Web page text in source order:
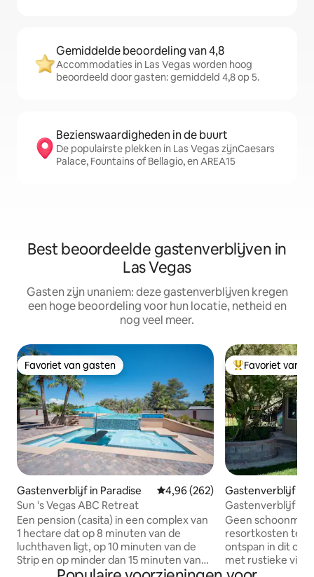
Gemiddelde beoordeling van 4,8
Accommodaties in Las Vegas worden hoog
beoordeeld door gasten: gemiddeld 4,8 op 5.
Bezienswaardigheden in de buurt
De populairste plekken in Las Vegas zijnCaesars
Palace, Fountains of Bellagio, en AREA15
Best beoordeelde gastenverblijven in
Las Vegas
Gasten zijn unaniem: deze gastenverblijven kregen
een hoge beoordeling voor hun locatie, netheid en
nog veel meer.
Favoriet van gasten
Favoriet van gasten
Gastenverblijf in Paradise Gemiddelde beoordeling van
4,96 (262)
Sun 's Vegas ABC Retreat
Een pension (casita) in een complex van
1 hectare dat op 8 minuten van de
luchthaven ligt, op 10 minuten van de
Strip en op minder dan 15 minuten van
het nieuwe Allegiant Stadium. De casita
Topfavoriet van
Favoriet van
Gastenverblijf in
Gastenverblijf
Geen
resortkosten te
ontspan in dit
met rustieke
het noordwesten